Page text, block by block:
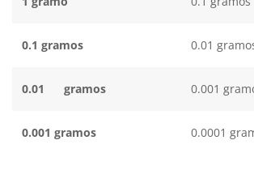
0.1 gramos 0.01
0.01 gramos 0.001
0.001 gramos 0.0001